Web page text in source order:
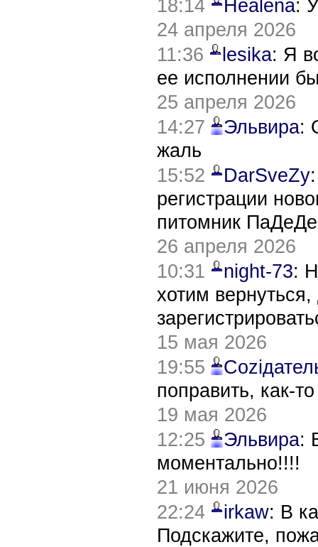
18:14
Healena:
24 апреля 2026
11:36
lesika: Я
ее исполнении
25 апреля 2026
14:27
Эльвира:
жаль
15:52
DarSveZy
регистрации
питомник
26 апреля 2026
10:31
night-73:
хотим
15 мая 2026
19:55
поправить, как-
19 мая 2026
12:25
Эльвира:
моментально!!!!
21 июня 2026
22:24
irkaw: В
Подскажите,